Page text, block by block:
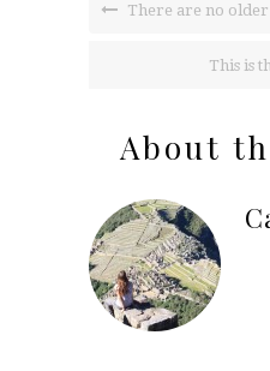
There are no
This is
About